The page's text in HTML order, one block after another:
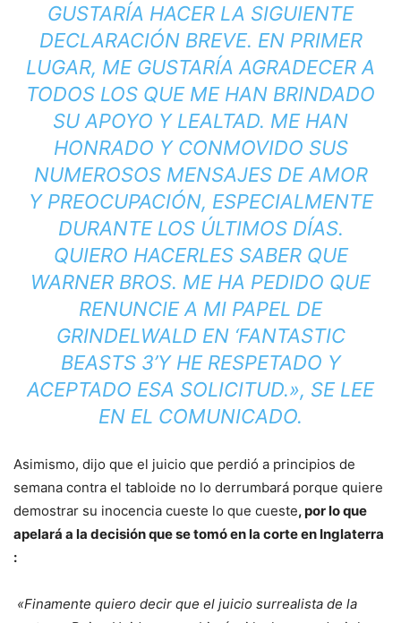
GUSTARÍA HACER LA SIGUIENTE
DECLARACIÓN BREVE. EN PRIMER
LUGAR, ME GUSTARÍA AGRADECER A
TODOS LOS QUE ME HAN BRINDADO
SU APOYO Y LEALTAD. ME HAN
HONRADO Y CONMOVIDO SUS
NUMEROSOS MENSAJES DE AMOR
Y PREOCUPACIÓN, ESPECIALMENTE
DURANTE LOS ÚLTIMOS DÍAS.
QUIERO HACERLES SABER QUE
WARNER BROS. ME HA PEDIDO QUE
RENUNCIE A MI PAPEL DE
GRINDELWALD EN ‘FANTASTIC
BEASTS 3’Y HE RESPETADO Y
ACEPTADO ESA SOLICITUD.», SE LEE
EN EL COMUNICADO.
Asimismo, dijo que el juicio que perdió a principios de
semana contra el tabloide no lo derrumbará porque quiere
demostrar su inocencia cueste lo que cueste, por lo que
apelará a la decisión que se tomó en la corte en Inglaterra
:
«Finamente quiero decir que el juicio surrealista de la